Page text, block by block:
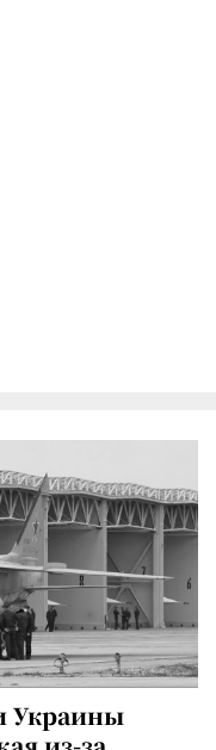
Украины